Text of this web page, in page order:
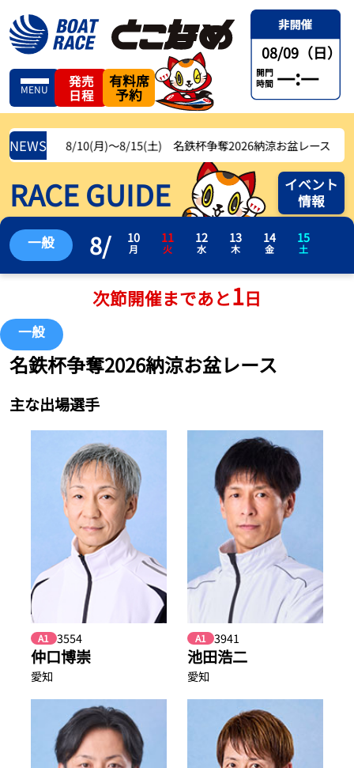
MENU
発売
日程
有料席
予約
08/09（日）
開門
時間 —:—
NEWS8/10(月)〜8/15(土) 名鉄杯争奪2026納涼お盆レース
RACE GUIDE
イベント
情報
一般 8/ 10
月
11
火
12
水
13
木
14
金
15
土
次節開催まであと1日
一般
名鉄杯争奪2026納涼お盆レース
主な出場選手
A1 3554
仲口博崇
愛知
A1 3941
池田浩二
愛知